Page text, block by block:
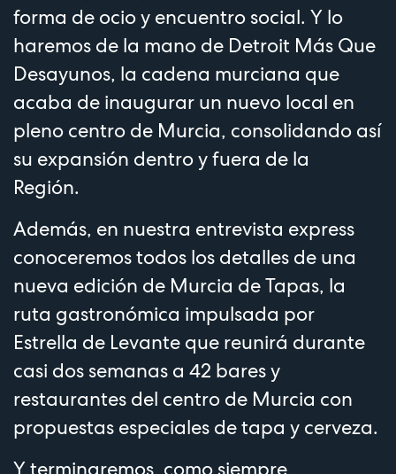
forma de ocio y encuentro social. Y lo
haremos de la mano de Detroit Más Que
Desayunos, la cadena murciana que
acaba de inaugurar un nuevo local en
pleno centro de Murcia, consolidando así
su expansión dentro y fuera de la
Región.
Además, en nuestra entrevista express
conoceremos todos los detalles de una
nueva edición de Murcia de Tapas, la
ruta gastronómica impulsada por
Estrella de Levante que reunirá durante
casi dos semanas a 42 bares y
restaurantes del centro de Murcia con
propuestas especiales de tapa y cerveza.
Y terminaremos, como siempre,